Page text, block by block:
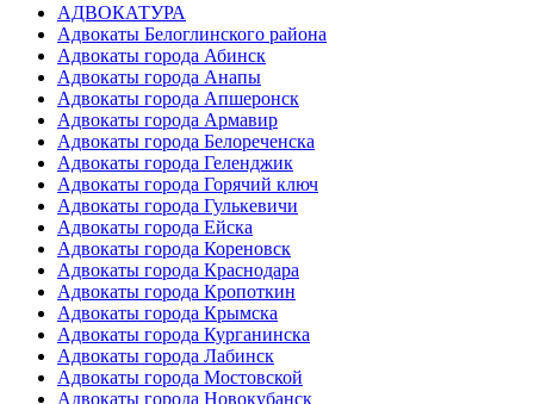
АДВОКАТУРА
Адвокаты Белоглинского района
Адвокаты города Абинск
Адвокаты города Анапы
Адвокаты города Апшеронск
Адвокаты города Армавир
Адвокаты города Белореченска
Адвокаты города Геленджик
Адвокаты города Горячий ключ
Адвокаты города Гулькевичи
Адвокаты города Ейска
Адвокаты города Кореновск
Адвокаты города Краснодара
Адвокаты города Кропоткин
Адвокаты города Крымска
Адвокаты города Курганинска
Адвокаты города Лабинск
Адвокаты города Мостовской
Адвокаты города Новокубанск